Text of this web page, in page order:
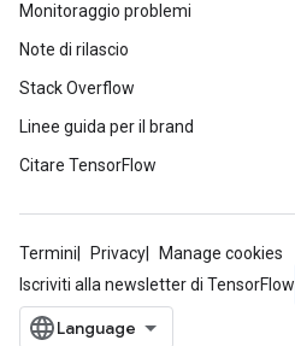
Monitoraggio problemi
Note di rilascio
Stack Overflow
Linee guida per il brand
Citare TensorFlow
Termini Privacy
Manage cookies
Iscriviti alla newsletter di TensorFlow